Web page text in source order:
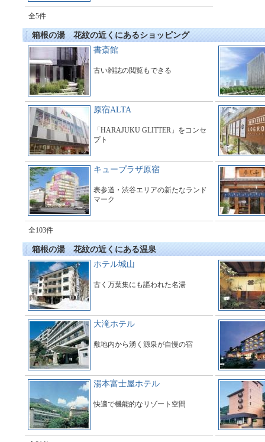
全5件
箱根の湯 花紋の近くにあるショッピング
書斎館
古い雑誌の閲覧もできる
原宿ALTA
「HARAJUKU GLITTER」をコンセ
プト
キュープラザ原宿
表参道・渋谷エリアの新たなランド
マーク
全103件
箱根の湯 花紋の近くにある温泉
ホテル城山
古く万葉集にも謳われた名湯
大滝ホテル
敷地内から湧く源泉が自慢の宿
湯本富士屋ホテル
快適で機能的なリゾート空間